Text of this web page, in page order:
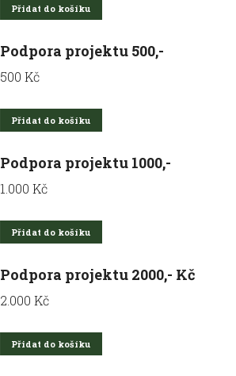
Přidat do košíku
Podpora projektu 500,-
500 Kč
Přidat do košíku
Podpora projektu 1000,-
1.000 Kč
Přidat do košíku
Podpora projektu 2000,- Kč
2.000 Kč
Přidat do košíku